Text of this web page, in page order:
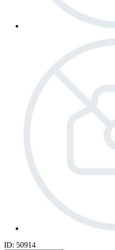
ID: 50914